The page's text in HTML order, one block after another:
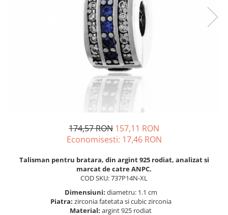
174,57 RON 157,11 RON
Economisesti: 17,46 RON
Talisman pentru bratara, din argint 925 rodiat, analizat si
marcat de catre ANPC.
COD SKU: 737P14N-XL
Dimensiuni: diametru: 1.1 cm
Piatra: zirconia fatetata si cubic zirconia
Material: argint 925 rodiat